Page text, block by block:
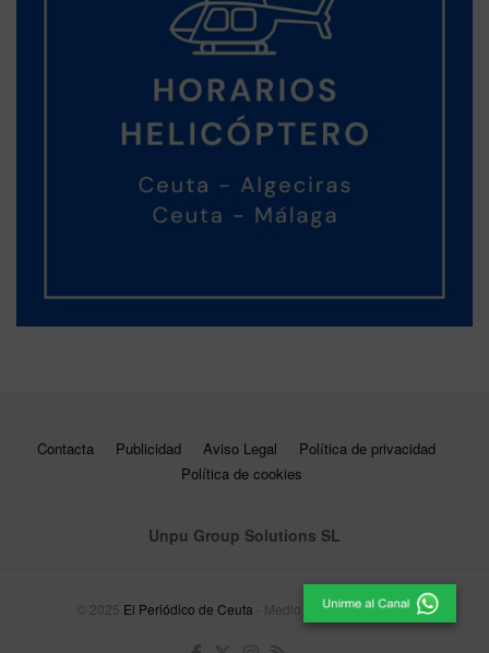
Contacta Publicidad Aviso Legal
Política de privacidad
Política de cookies
Unpu Group Solutions SL
© 2025 El Periódico de Ceuta - Medio de Comunicación